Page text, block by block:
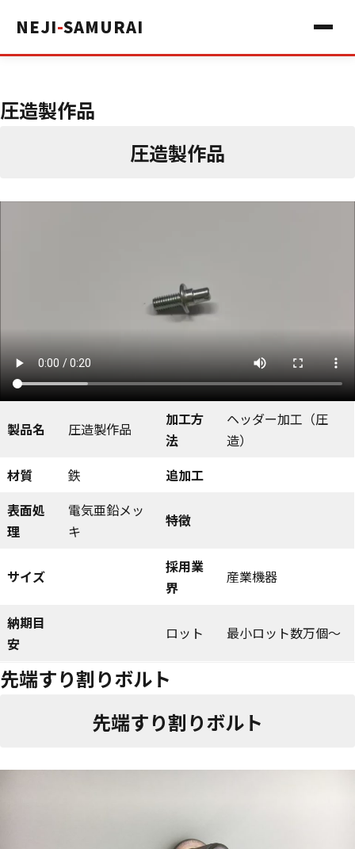
NEJI-SAMURAI
圧造製作品
圧造製作品
製品名 圧造製作品
加工方
法
ヘッダー加工（圧
造）
材質
鉄
追加工
表面処
理
電気亜鉛メッ
キ
特徴
サイズ
採用業
界
産業機器
納期目
安
ロット 最小ロット数万個～
先端すり割りボルト
先端すり割りボルト